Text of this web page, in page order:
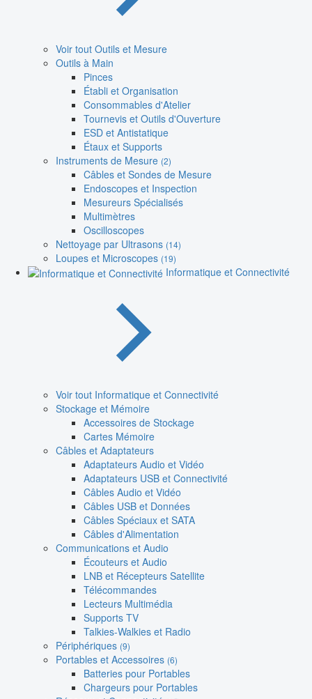
Voir tout Outils et Mesure
Outils à Main
Pinces
Établi et Organisation
Consommables d'Atelier
Tournevis et Outils d'Ouverture
ESD et Antistatique
Étaux et Supports
Instruments de Mesure (2)
Câbles et Sondes de Mesure
Endoscopes et Inspection
Mesureurs Spécialisés
Multimètres
Oscilloscopes
Nettoyage par Ultrasons (14)
Loupes et Microscopes (19)
Informatique et Connectivité
Voir tout Informatique et Connectivité
Stockage et Mémoire
Accessoires de Stockage
Cartes Mémoire
Câbles et Adaptateurs
Adaptateurs Audio et Vidéo
Adaptateurs USB et Connectivité
Câbles Audio et Vidéo
Câbles USB et Données
Câbles Spéciaux et SATA
Câbles d'Alimentation
Communications et Audio
Écouteurs et Audio
LNB et Récepteurs Satellite
Télécommandes
Lecteurs Multimédia
Supports TV
Talkies-Walkies et Radio
Périphériques (9)
Portables et Accessoires (6)
Batteries pour Portables
Chargeurs pour Portables